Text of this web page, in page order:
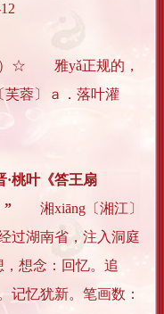
）☆ 雅yǎ正规的，
芙蓉〕ａ．落叶灌
·桃叶《答王扇
” 湘xiāng〔湘江〕
过湖南省，注入洞庭
想念：回忆。追
记忆犹新。笔画数：